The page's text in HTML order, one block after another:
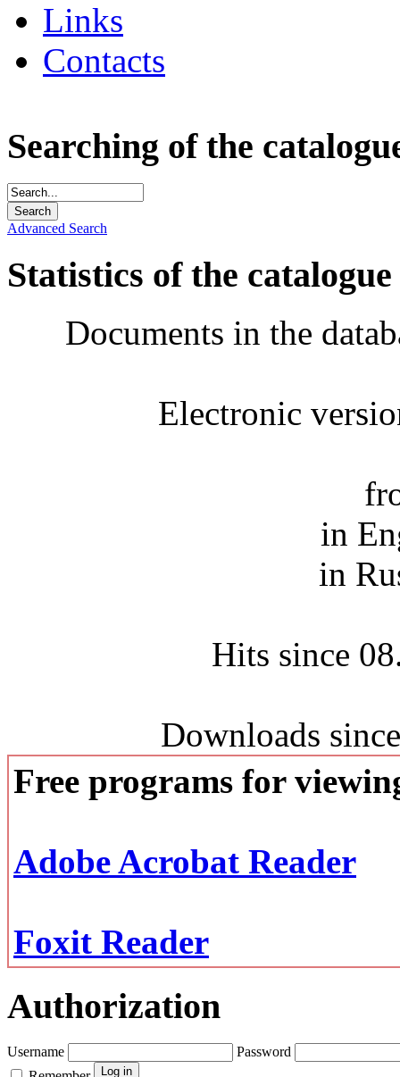
Links
Contacts
Searching of the
Advanced Search
Statistics of the catalogue
Documents in the
Electronic
in
in
Hits since
Downloads
Free programs for
Adobe Acrobat Reader
Foxit Reader
Authorization
Username
Password